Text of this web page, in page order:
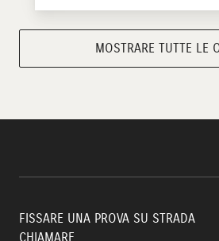
MOSTRARE TUTTE LE
FISSARE UNA PROVA SU STRADA